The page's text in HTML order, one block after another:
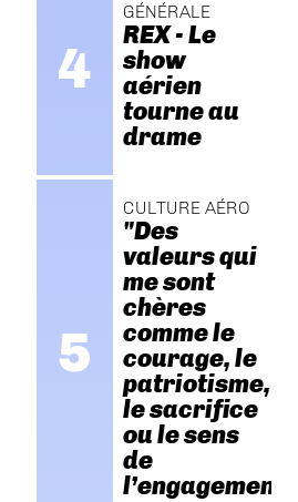
GÉNÉRALE
REX - Le
show
aérien
tourne au
drame
CULTURE AÉRO
"Des
valeurs qui
me sont
chères
comme le
courage, le
patriotisme,
le sacrifice
ou le sens
de
l’engagement."